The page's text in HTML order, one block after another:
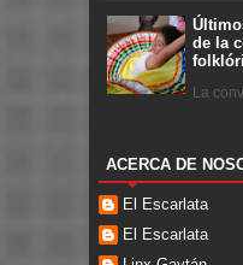
de la
La
ACERCA DE
El Escarlata
El Escarlata